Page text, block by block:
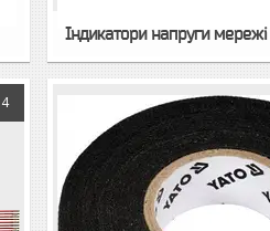
Індикатори напруги мережі
4